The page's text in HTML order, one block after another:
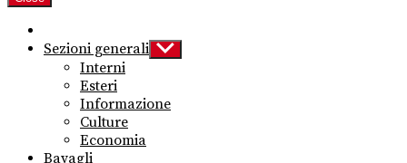
Sezioni generali Show
sub
Interni
Esteri
Informazione
Culture
Economia
Bavagli